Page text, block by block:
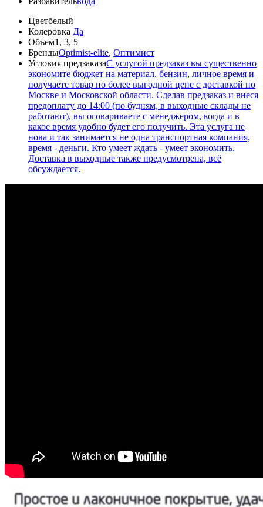
Цветбелый
Колеровка Да
Объем1, 3, 5
БрендыOptimist-elite, Оптимист
Условия предзаказаС услугой предзаказ вы существенно
экономите бюджет на материал, бензин, личное время и
получаете товар по более выгодной цене с доставкой по
Москве и Московской области. Сделав предзаказ и внеся
предоплату до 14:00 (по будням, в выходные склады не
работают), вы оговариваете с менеджером, когда и в
какое время удобно будет его получить. Эта услуга не
нова и так занимается не одна транспортная компания,
время - деньги. Кто умеет ждать - умеет экономить.
Доставка в выходные также предусмотрена, всё
обсуждается.